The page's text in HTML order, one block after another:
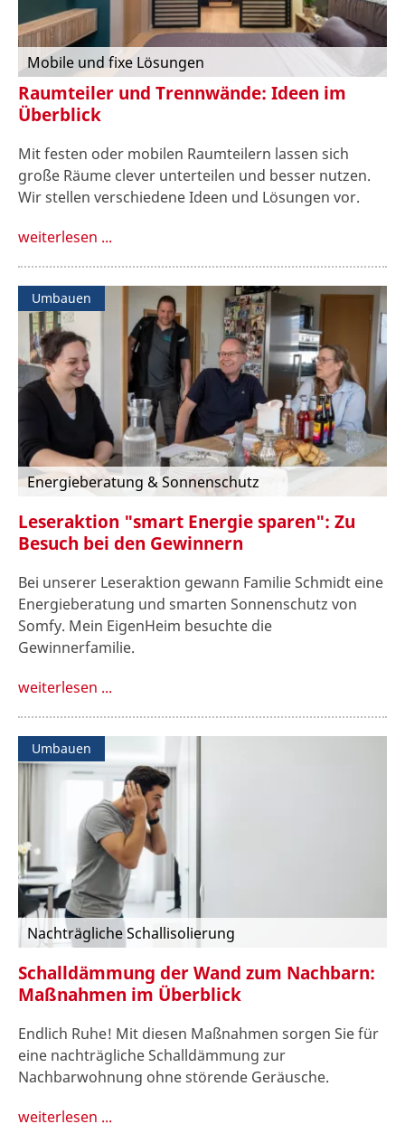
Mobile und fixe Lösungen
Raumteiler und Trennwände: Ideen im
Überblick
Mit festen oder mobilen Raumteilern lassen sich
große Räume clever unterteilen und besser nutzen.
Wir stellen verschiedene Ideen und Lösungen vor.
weiterlesen ...
Umbauen
Energieberatung & Sonnenschutz
Leseraktion "smart Energie sparen": Zu
Besuch bei den Gewinnern
Bei unserer Leseraktion gewann Familie Schmidt eine
Energieberatung und smarten Sonnenschutz von
Somfy. Mein EigenHeim besuchte die
Gewinnerfamilie.
weiterlesen ...
Umbauen
Nachträgliche Schallisolierung
Schalldämmung der Wand zum Nachbarn:
Maßnahmen im Überblick
Endlich Ruhe! Mit diesen Maßnahmen sorgen Sie für
eine nachträgliche Schalldämmung zur
Nachbarwohnung ohne störende Geräusche.
weiterlesen ...